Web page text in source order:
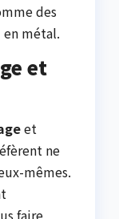
des
métal.
et
et
ne
mêmes.